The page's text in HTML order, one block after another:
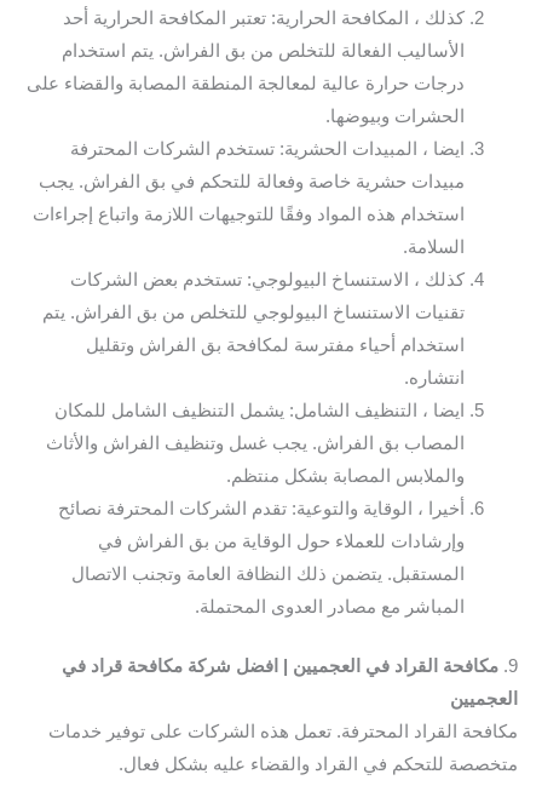
كذلك ، المكافحة الحرارية: تعتبر المكافحة الحرارية أحد
الأساليب الفعالة للتخلص من بق الفراش. يتم استخدام
درجات حرارة عالية لمعالجة المنطقة المصابة والقضاء على
الحشرات وبيوضها.
ايضا ، المبيدات الحشرية: تستخدم الشركات المحترفة
مبيدات حشرية خاصة وفعالة للتحكم في بق الفراش. يجب
استخدام هذه المواد وفقًا للتوجيهات اللازمة واتباع إجراءات
السلامة.
كذلك ، الاستنساخ البيولوجي: تستخدم بعض الشركات
تقنيات الاستنساخ البيولوجي للتخلص من بق الفراش. يتم
استخدام أحياء مفترسة لمكافحة بق الفراش وتقليل
انتشاره.
ايضا ، التنظيف الشامل: يشمل التنظيف الشامل للمكان
المصاب بق الفراش. يجب غسل وتنظيف الفراش والأثاث
والملابس المصابة بشكل منتظم.
أخيرا ، الوقاية والتوعية: تقدم الشركات المحترفة نصائح
وإرشادات للعملاء حول الوقاية من بق الفراش في
المستقبل. يتضمن ذلك النظافة العامة وتجنب الاتصال
المباشر مع مصادر العدوى المحتملة.
9. مكافحة القراد في العجميين | افضل شركة مكافحة قراد في
العجميين
مكافحة القراد المحترفة. تعمل هذه الشركات على توفير خدمات
متخصصة للتحكم في القراد والقضاء عليه بشكل فعال.